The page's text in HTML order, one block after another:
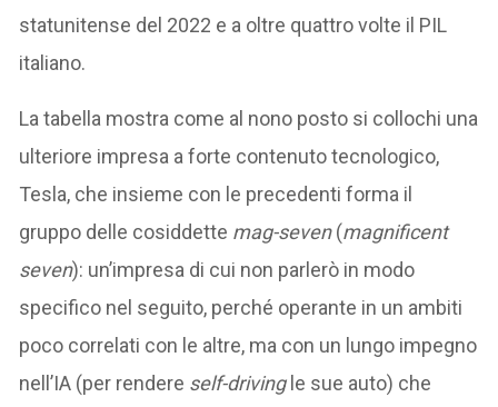
statunitense del 2022 e a oltre quattro volte il PIL
italiano.
La tabella mostra come al nono posto si collochi una
ulteriore impresa a forte contenuto tecnologico,
Tesla, che insieme con le precedenti forma il
gruppo delle cosiddette mag-seven(magnificent
seven): un’impresa di cui non parlerò in modo
specifico nel seguito, perché operante in un ambiti
poco correlati con le altre, ma con un lungo impegno
nell’IA (per rendere self-drivingle sue auto) che